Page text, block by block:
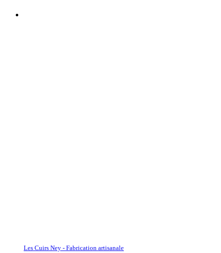
Les Cuirs Ney - Fabrication artisanale